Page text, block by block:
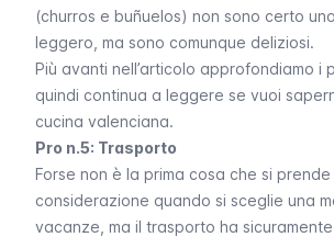
(churros e buñuelos) non sono certo
leggero, ma sono comunque deliziosi.
Più avanti nell’articolo approfondiamo i
quindi continua a leggere se vuoi
cucina valenciana.
Pro n.5: Trasporto
Forse non è la prima cosa che si prende
considerazione quando si sceglie una
vacanze, ma il trasporto ha